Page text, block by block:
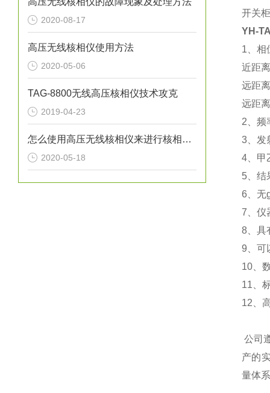
2020-08-17
高压无线核相仪使用方法
2020-05-06
TAG-8800无线高压核相仪技术攻克
2019-04-23
怎么使用高压无线核相仪来进行核相工作？
2020-05-18
开关
YH-
1、相
近距
远距
远距
2、频
3、发
4、甲
5、结
6、无
7、仪
8、具
9、可
10、
11、
12、
公司
产的
量体